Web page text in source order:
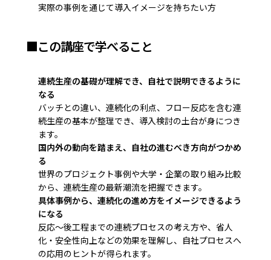
実際の事例を通じて導入イメージを持ちたい方
■この講座で学べること
連続生産の基礎が理解でき、自社で説明できるように
なる
バッチとの違い、連続化の利点、フロー反応を含む連
続生産の基本が整理でき、導入検討の土台が身につき
ます。
国内外の動向を踏まえ、自社の進むべき方向がつかめ
る
世界のプロジェクト事例や大学・企業の取り組み比較
から、連続生産の最新潮流を把握できます。
具体事例から、連続化の進め方をイメージできるよう
になる
反応～後工程までの連続プロセスの考え方や、省人
化・安全性向上などの効果を理解し、自社プロセスへ
の応用のヒントが得られます。